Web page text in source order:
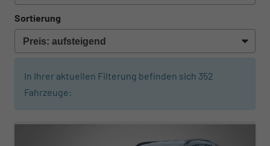
Sortierung
In Ihrer aktuellen Filterung befinden sich 352
Fahrzeuge:
ab 305,– € mtl.